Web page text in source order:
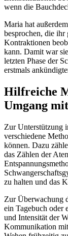
wenn die
Maria hat
besprochen, die ihr
Kontraktionen
kann. Damit war
letzten Phase der
erstmals
Hilfreiche
Umgang
Zur Unterstützung
verschiedene
können. Dazu
das Zählen der
zu halten und das
Zur Überwachung
ein Tagebuch oder
und Intensität der
Kommunikation